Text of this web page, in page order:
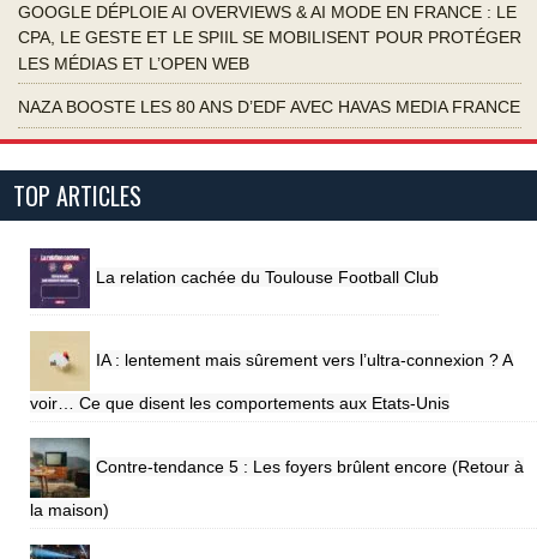
GOOGLE DÉPLOIE AI OVERVIEWS & AI MODE EN FRANCE : LE
CPA, LE GESTE ET LE SPIIL SE MOBILISENT POUR PROTÉGER
LES MÉDIAS ET L’OPEN WEB
NAZA BOOSTE LES 80 ANS D’EDF AVEC HAVAS MEDIA FRANCE
TOP ARTICLES
La relation cachée du Toulouse Football Club
IA : lentement mais sûrement vers l’ultra-connexion ? A
voir… Ce que disent les comportements aux Etats-Unis
Contre-tendance 5 : Les foyers brûlent encore (Retour à
la maison)